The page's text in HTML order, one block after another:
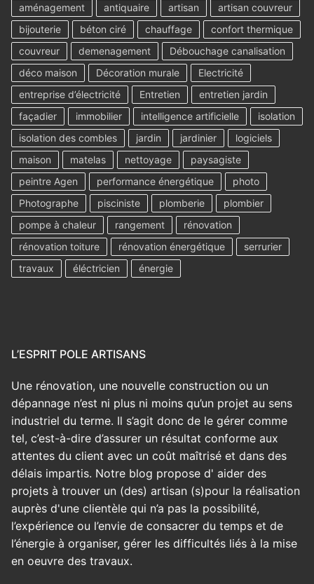
aménagement antiquaire artisan
artisan couvreur
bijouterie
béton ciré chauffage
confort thermique
couvreur
demenagement
Débouchage canalisation
déco maison
Décoration murale
Electricité
entreprise d’électricité
Entretien
entretien jardin
façadier
immobilier intelligence artificielle
isolation
isolation des combles
jardin jardinier
logiciels
maison
matelas nettoyage
paysagiste
peintre Agen
performance énergétique
photo
Photographe
pisciniste plomberie
plombier
pompe à chaleur
rangement
rénovation
rénovation toiture
rénovation énergétique
serrurier
travaux
éléctricien énergie
L’ESPRIT POLE ARTISANS
Une rénovation, une nouvelle construction ou un
dépannage n’est ni plus ni moins qu’un projet au sens
industriel du terme. Il s’agit donc de le gérer comme
tel, c’est-à-dire d’assurer un résultat conforme aux
attentes du client avec un coût maîtrisé et dans des
délais impartis. Notre blog propose d' aider des
projets à trouver un (des) artisan (s)pour la réalisation
auprès d'une clientèle qui n’a pas la possibilité,
l’expérience ou l’envie de consacrer du temps et de
l’énergie à organiser, gérer les difficultés liés à la mise
en oeuvre des travaux.